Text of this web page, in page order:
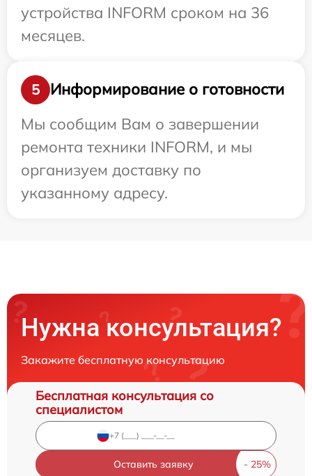
устройства INFORM сроком на 36
месяцев.
5
Информирование о готовности
Мы сообщим Вам о завершении
ремонта техники INFORM, и мы
организуем доставку по
указанному адресу.
Нужна консультация?
Закажите бесплатную консультацию
Бесплатная консультация со
специалистом
Оставить заявку